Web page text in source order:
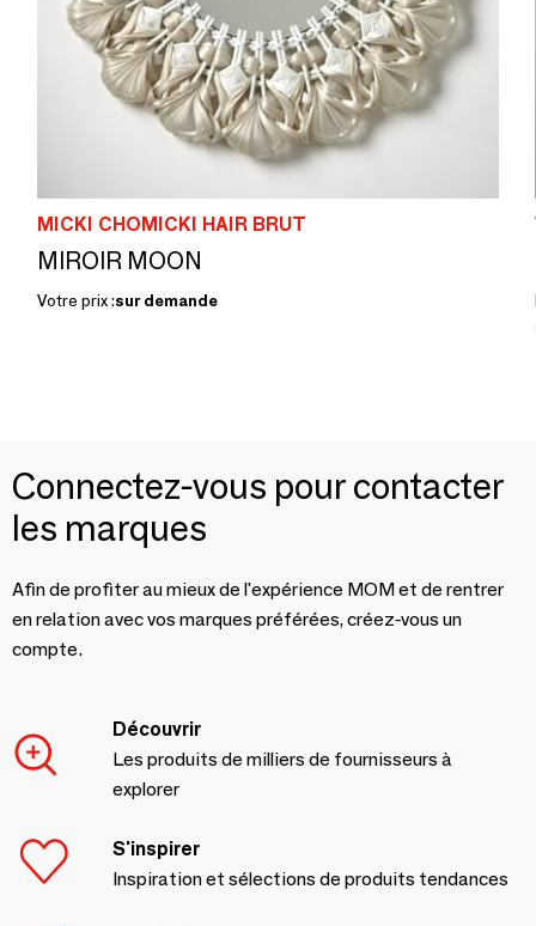
MICKI CHOMICKI HAIR BRUT
MIROIR MOON
Votre prix :sur demande
Connectez-vous pour contacter
les marques
Afin de profiter au mieux de l'expérience MOM et de rentrer
en relation avec vos marques préférées, créez-vous un
compte.
Découvrir
Les produits de milliers de fournisseurs à
explorer
S'inspirer
Inspiration et sélections de produits tendances